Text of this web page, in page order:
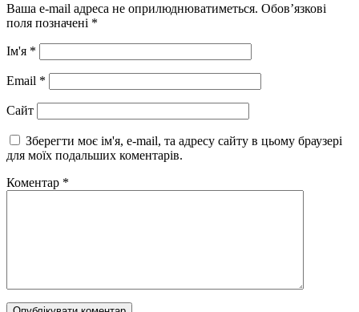
Ваша e-mail адреса не оприлюднюватиметься. Обов’язкові
поля позначені *
Ім'я *
Email *
Сайт
Зберегти моє ім'я, e-mail, та адресу сайту в цьому браузері
для моїх подальших коментарів.
Коментар *